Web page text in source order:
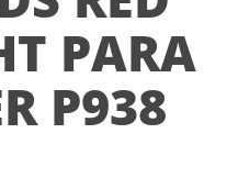
PARA
P938